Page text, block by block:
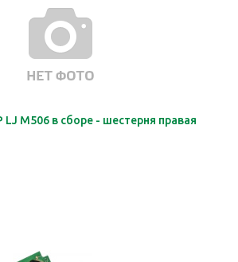
M506 в сборе - шестерня правая